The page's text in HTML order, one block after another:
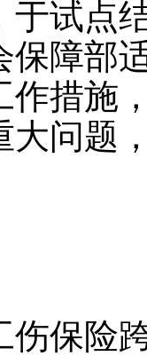
于试点
保障部
作措施
大问题
险跨